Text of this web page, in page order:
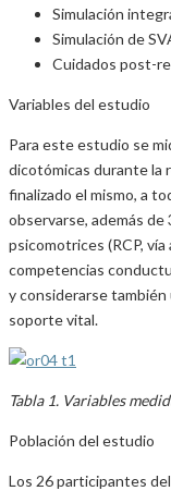
Simulación
Simulación de
Cuidados post-
Variables del estudio
Para este estudio se
dicotómicas durante la
finalizado el mismo, a
observarse, además
psicomotrices (RCP,
competencias
y considerarse
soporte vital.
Tabla 1. Variables
Población del estudio
Los 26 participantes